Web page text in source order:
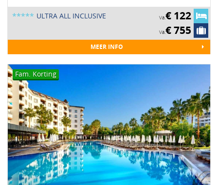
MEER INFO
ULTRA ALL INCLUSIVE
***** Va.€ 122
Va.€ 755
Fam. Korting